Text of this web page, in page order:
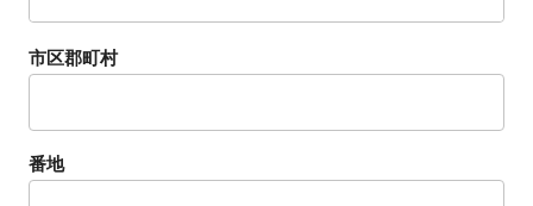
市区郡町村
番地